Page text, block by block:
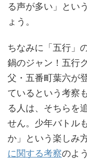
る声が多い」とい
ょう。
ちなみに「五行」
鍋のジャン！五行
父・五番町葉六が
ているという考察
る人は、そちらを
せん。少年バトル
か」という楽しみ方
に関する考察のよ